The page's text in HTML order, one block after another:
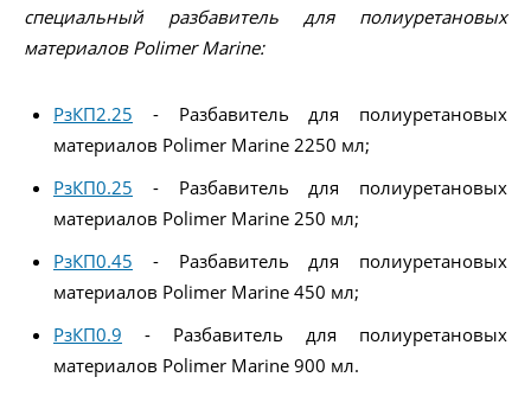
специальный разбавитель для полиуретановых
материалов Polimer Marine:
РзКП2.25 - Разбавитель для полиуретановых
материалов Polimer Marine 2250 мл;
РзКП0.25 - Разбавитель для полиуретановых
материалов Polimer Marine 250 мл;
РзКП0.45 - Разбавитель для полиуретановых
материалов Polimer Marine 450 мл;
РзКП0.9 - Разбавитель для полиуретановых
материалов Polimer Marine 900 мл.